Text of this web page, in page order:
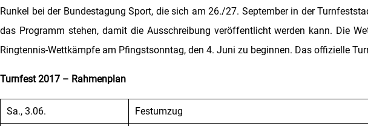
Runkel bei der Bundestagung Sport, die sich am 26./27. September in der
das Programm stehen, damit die Ausschreibung veröffentlicht werden kann. Die
Ringtennis-Wettkämpfe am Pfingstsonntag, den 4. Juni zu beginnen. Das offizielle
Turnfest 2017 – Rahmenplan
Sa., 3.06. Festumzug